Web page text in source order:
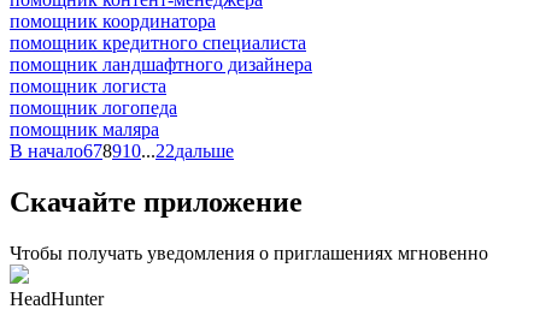
помощник координатора
помощник кредитного специалиста
помощник ландшафтного дизайнера
помощник логиста
помощник логопеда
помощник маляра
В начало678910...22дальше
Скачайте приложение
Чтобы получать уведомления о приглашениях мгновенно
HeadHunter